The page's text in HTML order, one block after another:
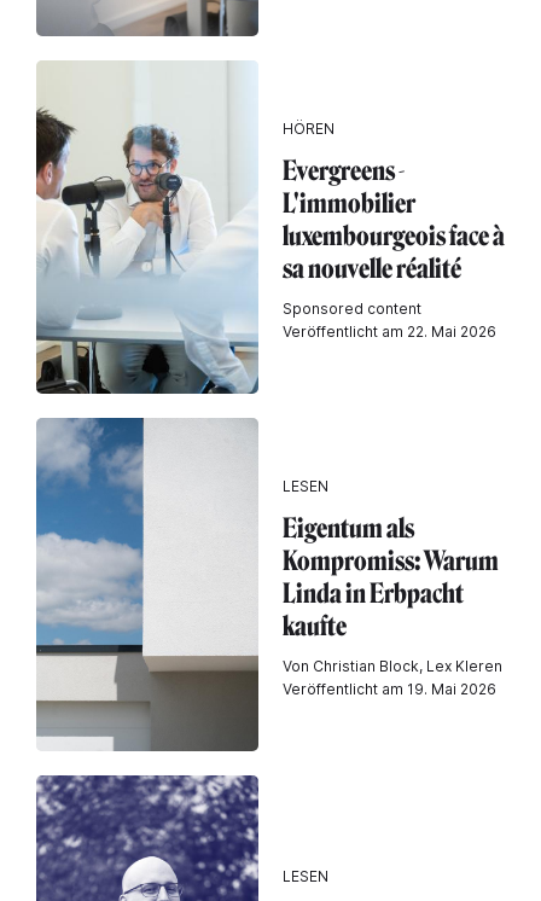
HÖREN
Evergreens -
L'immobilier
luxembourgeois face à
sa nouvelle réalité
Sponsored content
Veröffentlicht am 22. Mai 2026
LESEN
Eigentum als
Kompromiss: Warum
Linda in Erbpacht
kaufte
Von Christian Block, Lex Kleren
Veröffentlicht am 19. Mai 2026
LESEN